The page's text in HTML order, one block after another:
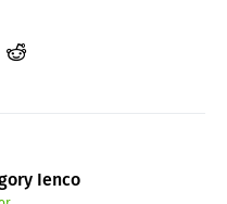
Ienco